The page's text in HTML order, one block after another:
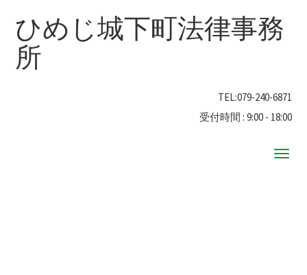
ひめじ城下町法律事務
所
TEL:079-240-6871
受付時間 : 9:00 - 18:00
ナ